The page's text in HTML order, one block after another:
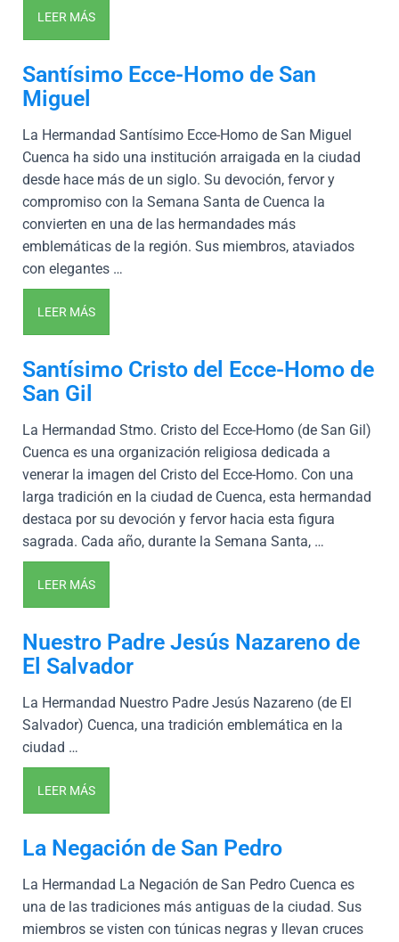
LEER MÁS
Santísimo Ecce-Homo de San
Miguel
La Hermandad Santísimo Ecce-Homo de San Miguel
Cuenca ha sido una institución arraigada en la ciudad
desde hace más de un siglo. Su devoción, fervor y
compromiso con la Semana Santa de Cuenca la
convierten en una de las hermandades más
emblemáticas de la región. Sus miembros, ataviados
con elegantes …
LEER MÁS
Santísimo Cristo del Ecce-Homo de
San Gil
La Hermandad Stmo. Cristo del Ecce-Homo (de San Gil)
Cuenca es una organización religiosa dedicada a
venerar la imagen del Cristo del Ecce-Homo. Con una
larga tradición en la ciudad de Cuenca, esta hermandad
destaca por su devoción y fervor hacia esta figura
sagrada. Cada año, durante la Semana Santa, …
LEER MÁS
Nuestro Padre Jesús Nazareno de
El Salvador
La Hermandad Nuestro Padre Jesús Nazareno (de El
Salvador) Cuenca, una tradición emblemática en la
ciudad …
LEER MÁS
La Negación de San Pedro
La Hermandad La Negación de San Pedro Cuenca es
una de las tradiciones más antiguas de la ciudad. Sus
miembros se visten con túnicas negras y llevan cruces